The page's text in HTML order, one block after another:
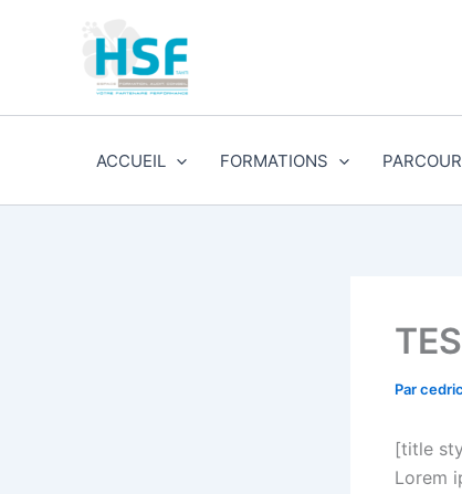
ACCUEIL FORMATIONS
Parcedric
[title
Lorem